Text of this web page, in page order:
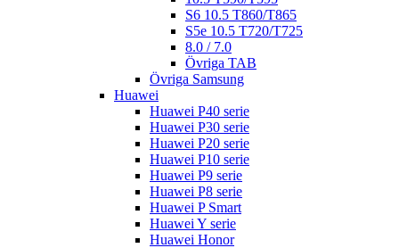
S6 10.5 T860/T865
S5e 10.5 T720/T725
8.0 / 7.0
Övriga TAB
Övriga Samsung
Huawei
Huawei P40 serie
Huawei P30 serie
Huawei P20 serie
Huawei P10 serie
Huawei P9 serie
Huawei P8 serie
Huawei P Smart
Huawei Y serie
Huawei Honor